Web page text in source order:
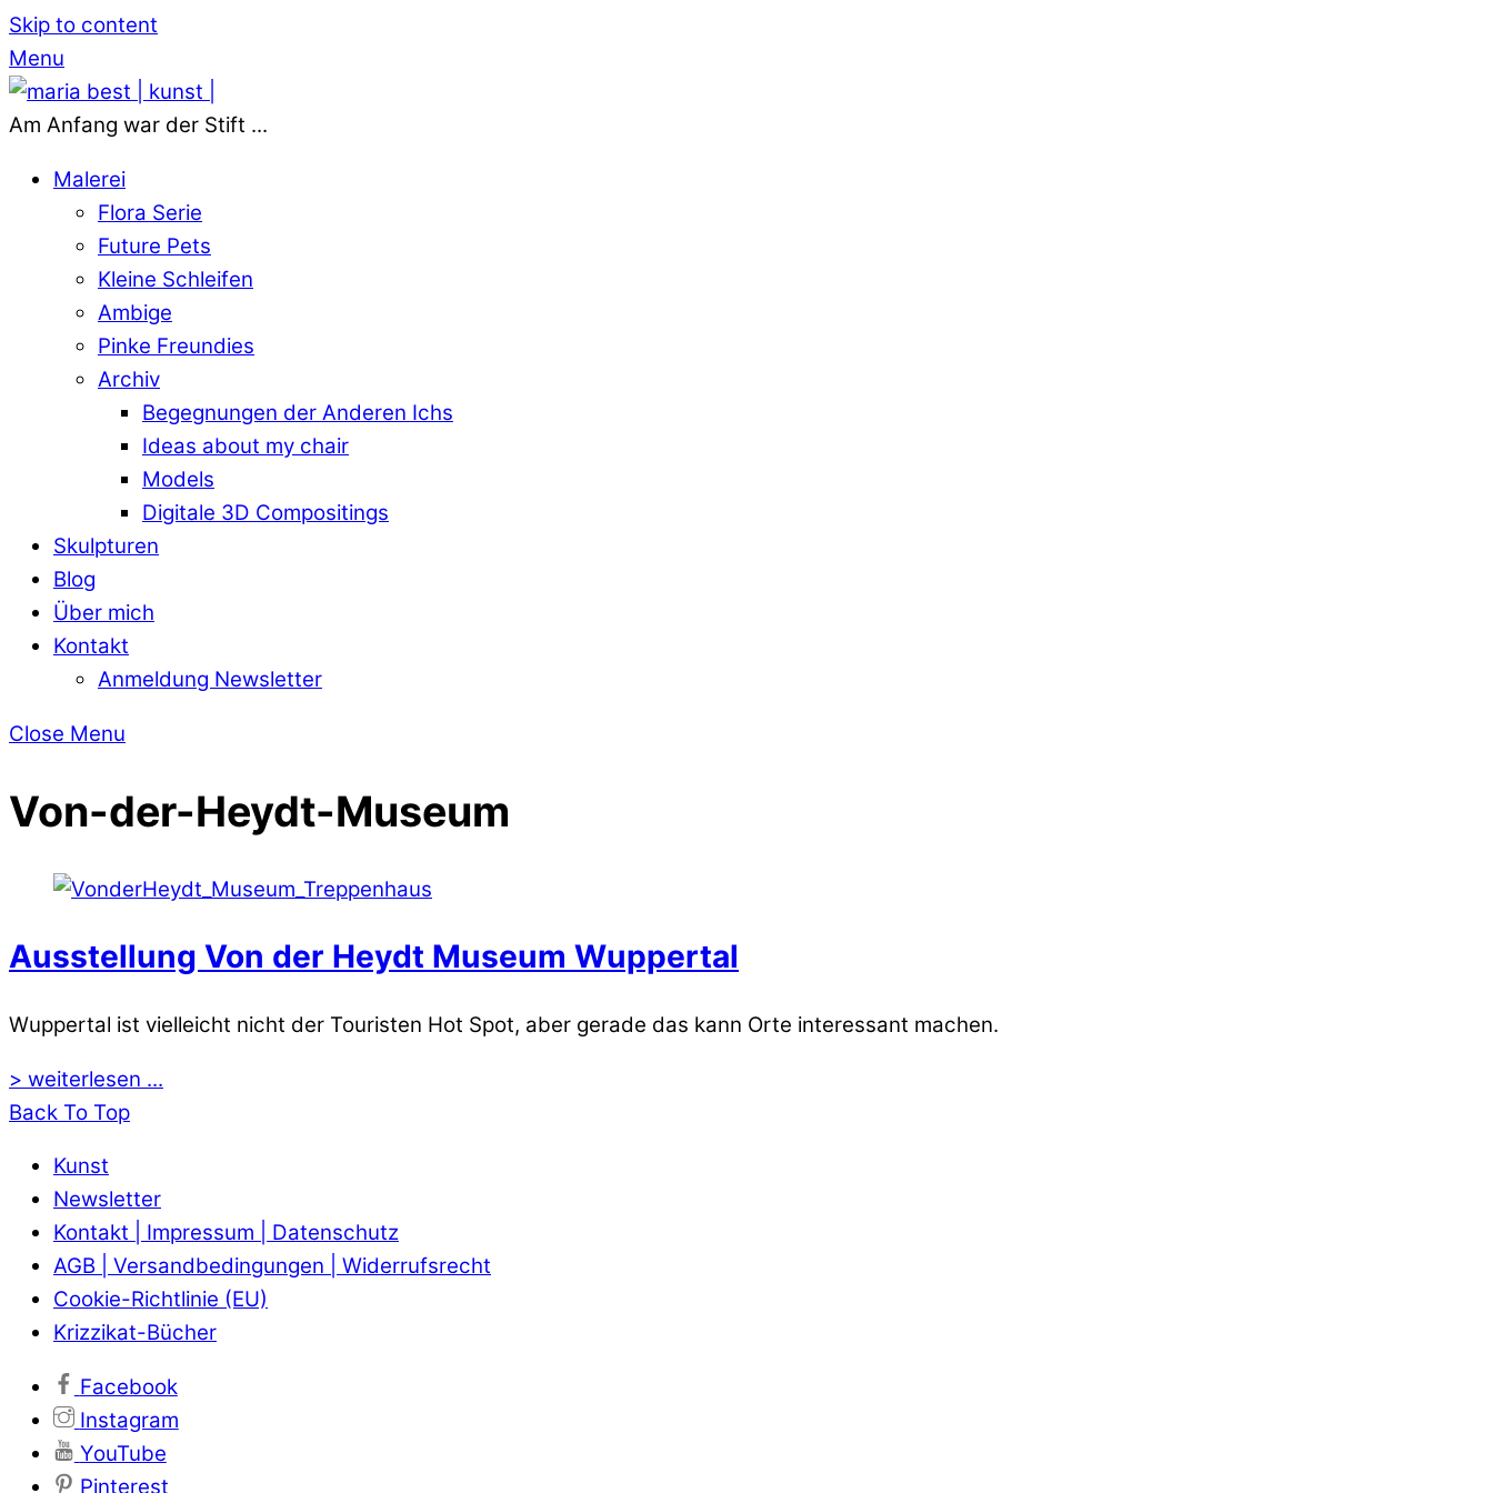
Skip to content
Menu
Am Anfang war der Stift ...
Malerei
Flora Serie
Future Pets
Kleine Schleifen
Ambige
Pinke Freundies
Archiv
Begegnungen der Anderen Ichs
Ideas about my chair
Models
Digitale 3D Compositings
Skulpturen
Blog
Über mich
Kontakt
Anmeldung Newsletter
Close Menu
Von-der-Heydt-Museum
Ausstellung Von der Heydt Museum Wuppertal
Wuppertal ist vielleicht nicht der Touristen Hot Spot, aber gerade das kann Orte interessant machen.
> weiterlesen ...
Back To Top
Kunst
Newsletter
Kontakt | Impressum | Datenschutz
AGB | Versandbedingungen | Widerrufsrecht
Cookie-Richtlinie (EU)
Krizzikat-Bücher
Facebook
Instagram
YouTube
Pinterest